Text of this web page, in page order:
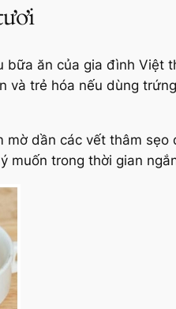
bữa ăn của gia đình Việt
và trẻ hóa nếu dùng
dần các vết thâm sẹo
muốn trong thời gian